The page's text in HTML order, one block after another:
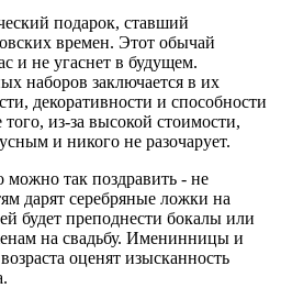
подарок, ставший
времен. Этот обычай
и не угаснет в будущем.
наборов заключается в их
декоративности и способности
из-за высокой стоимости,
и никого не разочарует.
можно так поздравить - не
дарят серебряные ложки на
будет преподнести бокалы или
на свадьбу. Именинницы и
оценят изысканность